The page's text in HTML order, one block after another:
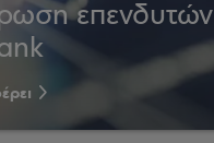
επενδυτών